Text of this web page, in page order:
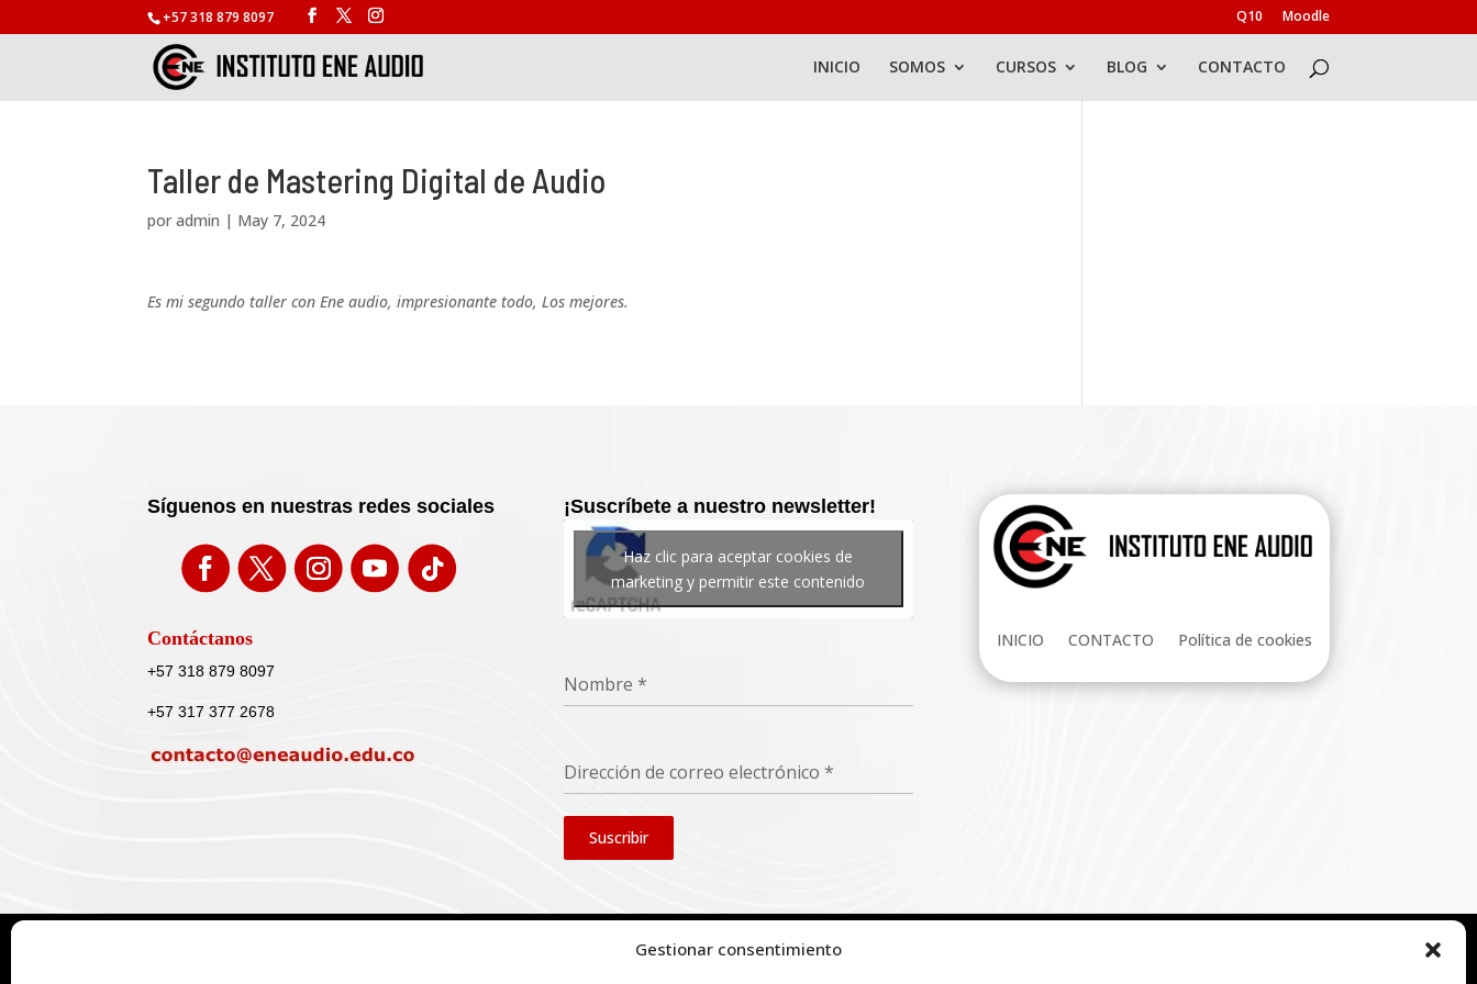
Gestionar consentimiento
+57 318 879 8097 Q10 Moodle
INICIO SOMOS CURSOS BLOG CONTACTO
Taller de Mastering Digital de Audio
poradmin | May 7, 2024
Es mi segundo taller con Ene audio, impresionante todo, Los mejores.
Síguenos en nuestras redes sociales
Contáctanos
+57 318 879 8097
+57 317 377 2678
¡Suscríbete a nuestro newsletter!
Haz clic para aceptar cookies de
marketing y permitir este contenido
Nombre *
Dirección de correo electrónico *
Suscribir
INICIO CONTACTO Política de cookies